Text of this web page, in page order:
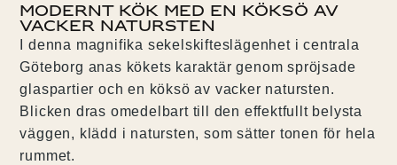
Modernt kök med en köksö av
vacker natursten
I denna magnifika sekelskifteslägenhet i centrala
Göteborg anas kökets karaktär genom spröjsade
glaspartier och en köksö av vacker natursten.
Blicken dras omedelbart till den effektfullt belysta
väggen, klädd i natursten, som sätter tonen för hela
rummet.